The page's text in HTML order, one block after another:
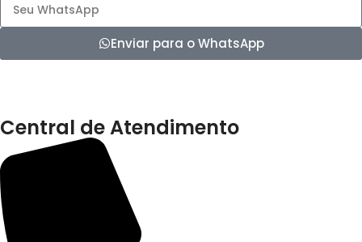
Enviar para o WhatsApp
Central de Atendimento